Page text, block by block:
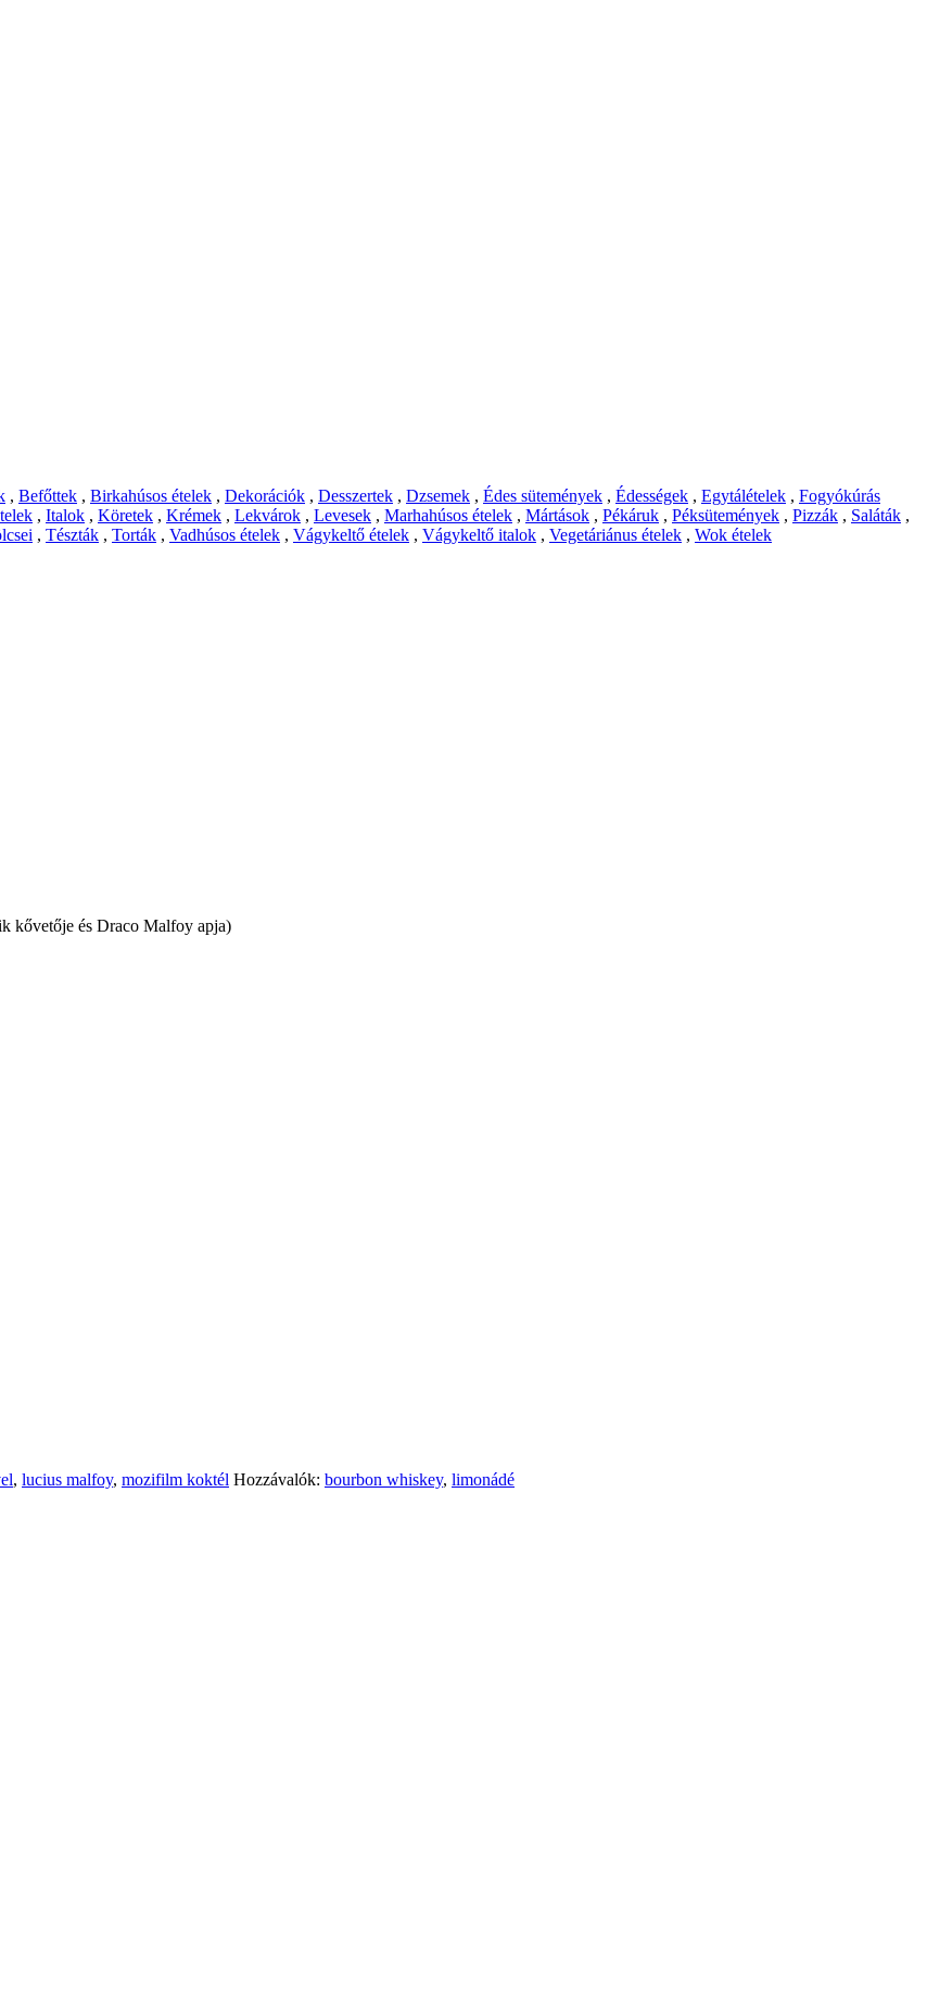
, Befőttek , Birkahúsos ételek , Dekorációk , Desszertek , Dzsemek , Édes sütemények , Édességek , Egytálételek , Fogyókúrás
, Italok , Köretek , Krémek , Lekvárok , Levesek , Marhahúsos ételek , Mártások , Pékáruk , Péksütemények , Pizzák , Saláták ,
, Tészták , Torták , Vadhúsos ételek , Vágykeltő ételek , Vágykeltő italok , Vegetáriánus ételek , Wok ételek
kővetője és Draco Malfoy apja)
, lucius malfoy, mozifilm koktél Hozzávalók: bourbon whiskey, limonádé